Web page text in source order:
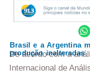
Brasil e a Argentina
produção inalteradas
De acordo com a
Internacional de